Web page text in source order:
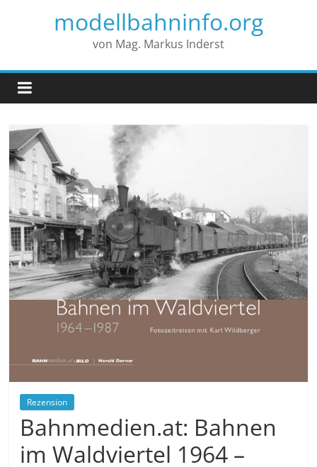
modellbahninfo.org
von Mag. Markus Inderst
Rezension
Bahnmedien.at: Bahnen
im Waldviertel 1964 –